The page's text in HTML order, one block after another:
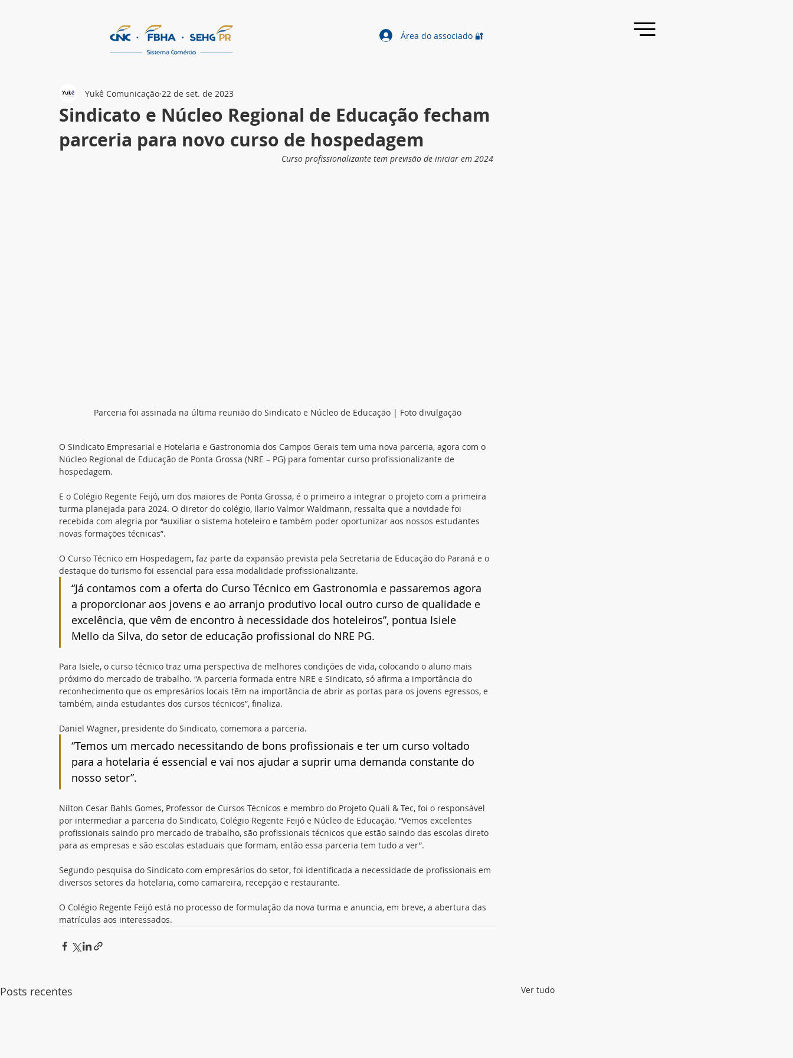
Área do associado 🔐
Sindicato e Núcleo Regional de Educação fecham
parceria para novo curso de hospedagem
Yukê Comunicação 22 de set. de 2023
Curso profissionalizante tem previsão de iniciar em 2024
Parceria foi assinada na última reunião do Sindicato e Núcleo de Educação | Foto divulgação
O Sindicato Empresarial e Hotelaria e Gastronomia dos Campos Gerais tem uma nova parceria, agora com o
Núcleo Regional de Educação de Ponta Grossa (NRE – PG) para fomentar curso profissionalizante de
hospedagem.
E o Colégio Regente Feijó, um dos maiores de Ponta Grossa, é o primeiro a integrar o projeto com a primeira
turma planejada para 2024. O diretor do colégio, Ilario Valmor Waldmann, ressalta que a novidade foi
recebida com alegria por “auxiliar o sistema hoteleiro e também poder oportunizar aos nossos estudantes
novas formações técnicas”.
O Curso Técnico em Hospedagem, faz parte da expansão prevista pela Secretaria de Educação do Paraná e o
destaque do turismo foi essencial para essa modalidade profissionalizante.
“Já contamos com a oferta do Curso Técnico em Gastronomia e passaremos agora
a proporcionar aos jovens e ao arranjo produtivo local outro curso de qualidade e
excelência, que vêm de encontro à necessidade dos hoteleiros”, pontua Isiele
Mello da Silva, do setor de educação profissional do NRE PG.
Para Isiele, o curso técnico traz uma perspectiva de melhores condições de vida, colocando o aluno mais
próximo do mercado de trabalho. “A parceria formada entre NRE e Sindicato, só afirma a importância do
reconhecimento que os empresários locais têm na importância de abrir as portas para os jovens egressos, e
também, ainda estudantes dos cursos técnicos”, finaliza.
Daniel Wagner, presidente do Sindicato, comemora a parceria.
“Temos um mercado necessitando de bons profissionais e ter um curso voltado
para a hotelaria é essencial e vai nos ajudar a suprir uma demanda constante do
nosso setor”.
Nilton Cesar Bahls Gomes, Professor de Cursos Técnicos e membro do Projeto Quali & Tec, foi o responsável
por intermediar a parceria do Sindicato, Colégio Regente Feijó e Núcleo de Educação. “Vemos excelentes
profissionais saindo pro mercado de trabalho, são profissionais técnicos que estão saindo das escolas direto
para as empresas e são escolas estaduais que formam, então essa parceria tem tudo a ver”.
Segundo pesquisa do Sindicato com empresários do setor, foi identificada a necessidade de profissionais em
diversos setores da hotelaria, como camareira, recepção e restaurante.
O Colégio Regente Feijó está no processo de formulação da nova turma e anuncia, em breve, a abertura das
matrículas aos interessados.
Posts recentes Ver tudo